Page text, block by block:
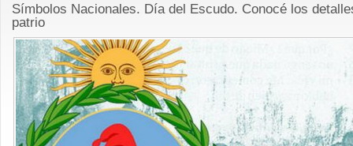
Símbolos Nacionales. Día del Escudo. Conocé los
patrio